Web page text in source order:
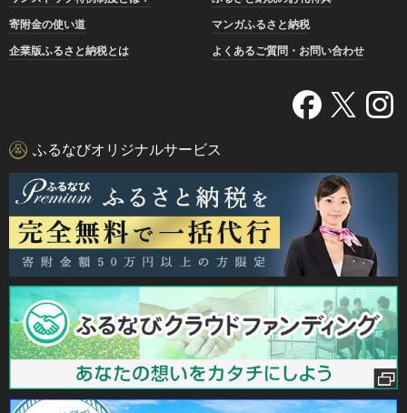
寄附金の使い道
マンガふるさと納税
企業版ふるさと納税とは
よくあるご質問・お問い合わせ
ふるなびオリジナルサービス